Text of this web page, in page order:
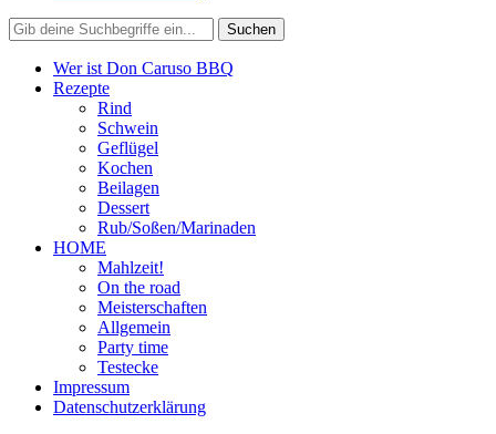
Wer ist Don Caruso BBQ
Rezepte
Rind
Schwein
Geflügel
Kochen
Beilagen
Dessert
Rub/Soßen/Marinaden
HOME
Mahlzeit!
On the road
Meisterschaften
Allgemein
Party time
Testecke
Impressum
Datenschutzerklärung